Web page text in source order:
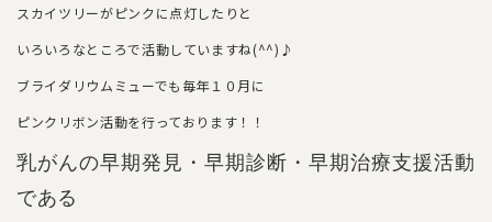
スカイツリーがピンクに点灯したりと
いろいろなところで活動していますね(^^)♪
ブライダリウムミューでも毎年１０月に
ピンクリボン活動を行っております！！
乳がんの早期発見・早期診断・早期治療支援活動
である